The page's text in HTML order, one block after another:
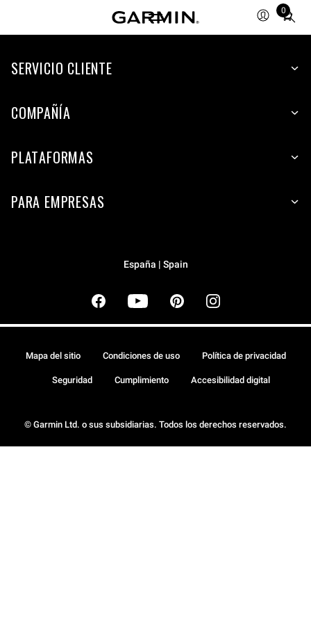
0
Total
SERVICIO CLIENTE
COMPAÑÍA
PLATAFORMAS
PARA EMPRESAS
España | Spain
© Garmin Ltd. o sus subsidiarias. Todos los derechos reservados.
Mapa del sitio Condiciones de uso Política de privacidad
Seguridad Cumplimiento Accesibilidad digital